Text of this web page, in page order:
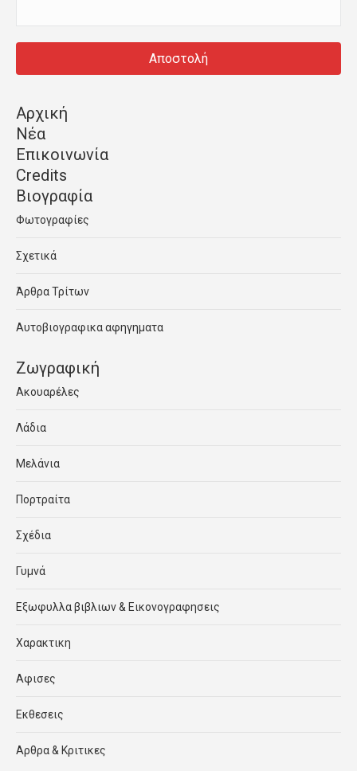
Αρχική
Νέα
Επικοινωνία
Credits
Βιογραφία
Φωτογραφίες
Σχετικά
Άρθρα Τρίτων
Αυτοβιογραφικα αφηγηματα
Ζωγραφική
Ακουαρέλες
Λάδια
Μελάνια
Πορτραίτα
Σχέδια
Γυμνά
Εξωφυλλα βιβλιων & Εικονογραφησεις
Χαρακτικη
Αφισες
Εκθεσεις
Αρθρα & Κριτικες